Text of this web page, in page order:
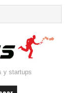
y startups